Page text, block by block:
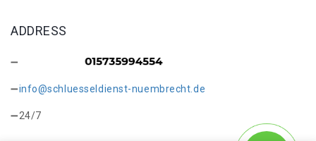
ADDRESS
info@schluesseldienst-nuembrecht.de
24/7